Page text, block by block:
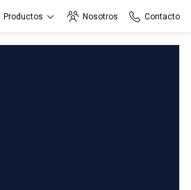
Productos Nosotros Contacto